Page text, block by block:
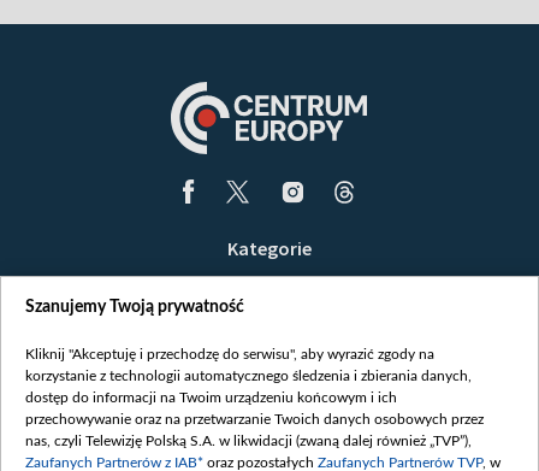
Kategorie
Opinie
Białoruś / Polska
Czytelnia
Centrum Europy
Szanujemy Twoją prywatność
Kliknij "Akceptuję i przechodzę do serwisu", aby wyrazić zgody na
korzystanie z technologii automatycznego śledzenia i zbierania danych,
dostęp do informacji na Twoim urządzeniu końcowym i ich
przechowywanie oraz na przetwarzanie Twoich danych osobowych przez
nas, czyli Telewizję Polską S.A. w likwidacji (zwaną dalej również „TVP”),
Zaufanych Partnerów z IAB* oraz pozostałych Zaufanych Partnerów TVP, w